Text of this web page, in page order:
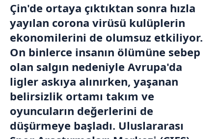
Çin'de ortaya çıktıktan sonra hızla
yayılan corona virüsü kulüplerin
ekonomilerini de olumsuz etkiliyor.
On binlerce insanın ölümüne sebep
olan salgın nedeniyle Avrupa'da
ligler askıya alınırken, yaşanan
belirsizlik ortamı takım ve
oyuncuların değerlerini de
düşürmeye başladı. Uluslararası